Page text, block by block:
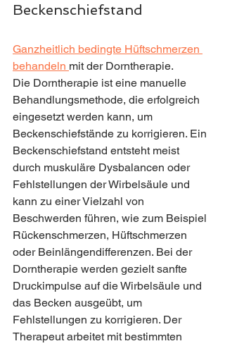
Beckenschiefstand
Ganzheitlich bedingte Hüftschmerzen
behandeln mit der Dorntherapie.
Die Dorntherapie ist eine manuelle
Behandlungsmethode, die erfolgreich
eingesetzt werden kann, um
Beckenschiefstände zu korrigieren. Ein
Beckenschiefstand entsteht meist
durch muskuläre Dysbalancen oder
Fehlstellungen der Wirbelsäule und
kann zu einer Vielzahl von
Beschwerden führen, wie zum Beispiel
Rückenschmerzen, Hüftschmerzen
oder Beinlängendifferenzen. Bei der
Dorntherapie werden gezielt sanfte
Druckimpulse auf die Wirbelsäule und
das Becken ausgeübt, um
Fehlstellungen zu korrigieren. Der
Therapeut arbeitet mit bestimmten